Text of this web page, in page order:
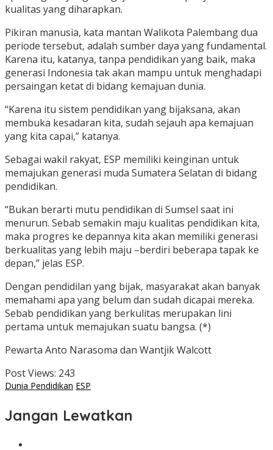
kualitas yang diharapkan.
Pikiran manusia, kata mantan Walikota Palembang dua
periode tersebut, adalah sumber daya yang fundamental.
Karena itu, katanya, tanpa pendidikan yang baik, maka
generasi Indonesia tak akan mampu untuk menghadapi
persaingan ketat di bidang kemajuan dunia.
“Karena itu sistem pendidikan yang bijaksana, akan
membuka kesadaran kita, sudah sejauh apa kemajuan
yang kita capai,” katanya.
Sebagai wakil rakyat, ESP memiliki keinginan untuk
memajukan generasi muda Sumatera Selatan di bidang
pendidikan.
“Bukan berarti mutu pendidikan di Sumsel saat ini
menurun. Sebab semakin maju kualitas pendidikan kita,
maka progres ke depannya kita akan memiliki generasi
berkualitas yang lebih maju –berdiri beberapa tapak ke
depan,” jelas ESP.
Dengan pendidilan yang bijak, masyarakat akan banyak
memahami apa yang belum dan sudah dicapai mereka.
Sebab pendidikan yang berkulitas merupakan lini
pertama untuk memajukan suatu bangsa. (*)
Pewarta Anto Narasoma dan Wantjik Walcott
Post Views: 243
Dunia Pendidikan ESP
Jangan Lewatkan